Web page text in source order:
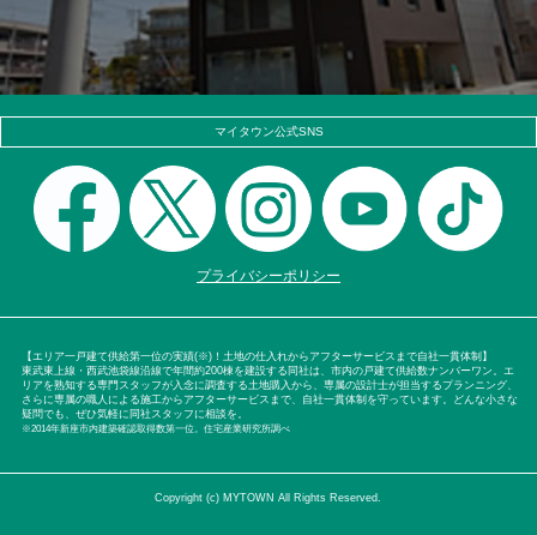
マイタウン公式SNS
プライバシーポリシー
【エリア一戸建て供給第一位の実績(※)！土地の仕入れからアフターサービスまで自社一貫体制】
東武東上線・西武池袋線沿線で年間約200棟を建設する同社は、市内の戸建て供給数ナンバーワン。エ
リアを熟知する専門スタッフが入念に調査する土地購入から、専属の設計士が担当するプランニング、
さらに専属の職人による施工からアフターサービスまで、自社一貫体制を守っています。どんな小さな
疑問でも、ぜひ気軽に同社スタッフに相談を。
※2014年新座市内建築確認取得数第一位。住宅産業研究所調べ
Copyright (c) MYTOWN All Rights Reserved.